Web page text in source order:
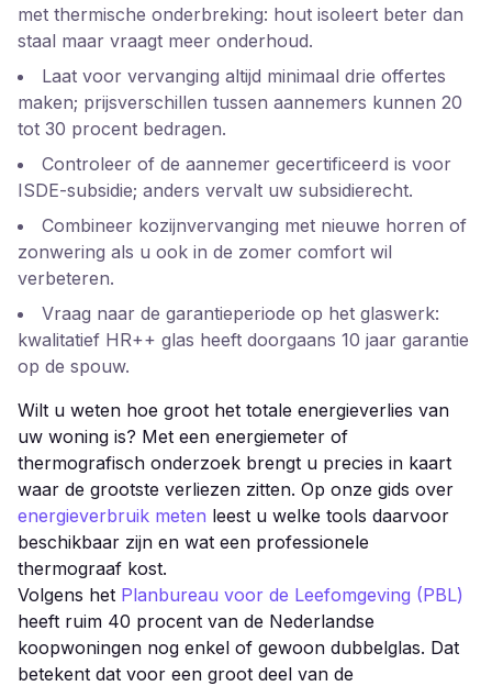
met thermische onderbreking: hout isoleert beter dan
staal maar vraagt meer onderhoud.
Laat voor vervanging altijd minimaal drie offertes
maken; prijsverschillen tussen aannemers kunnen 20
tot 30 procent bedragen.
Controleer of de aannemer gecertificeerd is voor
ISDE-subsidie; anders vervalt uw subsidierecht.
Combineer kozijnvervanging met nieuwe horren of
zonwering als u ook in de zomer comfort wil
verbeteren.
Vraag naar de garantieperiode op het glaswerk:
kwalitatief HR++ glas heeft doorgaans 10 jaar garantie
op de spouw.
Wilt u weten hoe groot het totale energieverlies van
uw woning is? Met een energiemeter of
thermografisch onderzoek brengt u precies in kaart
waar de grootste verliezen zitten. Op onze gids over
energieverbruik meten leest u welke tools daarvoor
beschikbaar zijn en wat een professionele
thermograaf kost.
Volgens het Planbureau voor de Leefomgeving (PBL)
heeft ruim 40 procent van de Nederlandse
koopwoningen nog enkel of gewoon dubbelglas. Dat
betekent dat voor een groot deel van de